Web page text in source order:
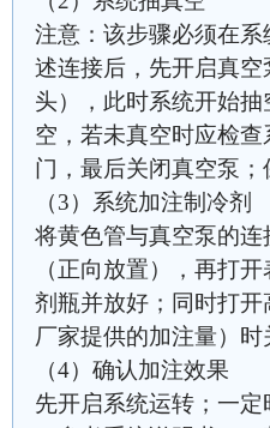
注意：该步骤必须在
述连接后，先开启真
头），此时系统开始
空，若未真空时应检
门，最后关闭真空泵
（3）系统加注制冷剂
将黄色管与真空泵的
（正向放置），再打
剂瓶并放好；同时打
厂家提供的加注量）
（4）确认加注效果
先开启系统运转；一